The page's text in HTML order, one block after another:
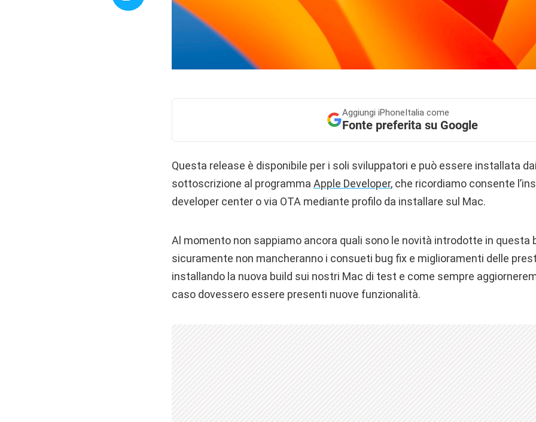
Aggiungi iPhoneItalia come
Fonte preferita su Google
Questa release è disponibile per i soli sviluppatori e può essere installata
sottoscrizione al programma Apple Developer, che ricordiamo consente
developer center o via OTA mediante profilo da installare sul Mac.
Al momento non sappiamo ancora quali sono le novità introdotte in questa
sicuramente non mancheranno i consueti bug fix e miglioramenti delle
installando la nuova build sui nostri Mac di test e come sempre
caso dovessero essere presenti nuove funzionalità.